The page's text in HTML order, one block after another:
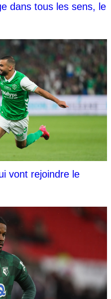
dans tous les sens, le
vont rejoindre le